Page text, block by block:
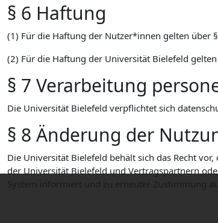
§ 6 Haftung
(1) Für die Haftung der Nutzer*innen gelten über
(2) Für die Haftung der Universität Bielefeld
§ 7 Verarbeitung
Die Universität Bielefeld verpflichtet sich
§ 8 Änderung der
Die Universität Bielefeld behält sich das Recht
der Universität Bielefeld und Vertragspartnern
System informiert und zu erneuter Zustimmung